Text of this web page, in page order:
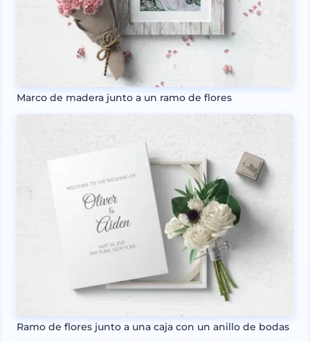
Marco de madera junto a un ramo de flores
Ramo de flores junto a una caja con un anillo de bodas